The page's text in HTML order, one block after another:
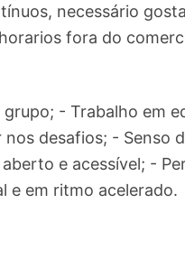
necessário
fora do
- Trabalho em
desafios; - Senso
e acessível; -
e em ritmo acelerado.